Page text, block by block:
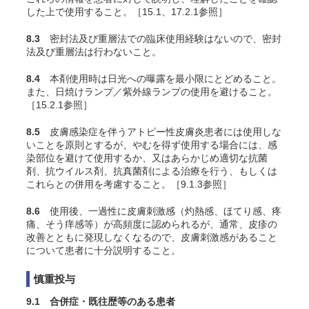
した上で使用すること。［15.1、17.2.1参照］
8.3 密封法及び重層法での臨床使用経験はないので、密封
法及び重層法は行わないこと。
8.4 本剤使用時は日光への曝露を最小限にとどめること。
また、日焼けランプ／紫外線ランプの使用を避けること。
［15.2.1参照］
8.5 皮膚感染症を伴うアトピー性皮膚炎患者には使用しな
いことを原則とするが、やむを得ず使用する場合には、感
染部位を避けて使用するか、又はあらかじめ適切な抗菌
剤、抗ウイルス剤、抗真菌剤による治療を行う、もしくは
これらとの併用を考慮すること。［9.1.3参照］
8.6 使用後、一過性に皮膚刺激感（灼熱感、ほてり感、疼
痛、そう痒感等）が高頻度に認められるが、通常、皮疹の
改善とともに発現しなくなるので、皮膚刺激感があること
について患者に十分説明すること。
慎重投与
9.1 合併症・既往歴等のある患者